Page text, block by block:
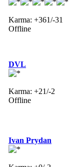
Karma: +361/-31
Offline
DVL
Karma: +21/-2
Offline
Ivan Prydan